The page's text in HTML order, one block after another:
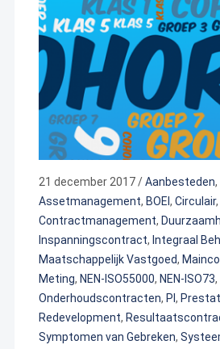
21 december 2017/Aanbesteden,
Assetmanagement, BOEI , Circulair,
Contractmanagement,
Inspanningscontract, Integraal
Maatschappelijk Vastgoed,
Meting, NEN-ISO55000, NEN-ISO73,
Onderhoudscontracten, PI ,
Redevelopment,
Symptomen van Gebreken,